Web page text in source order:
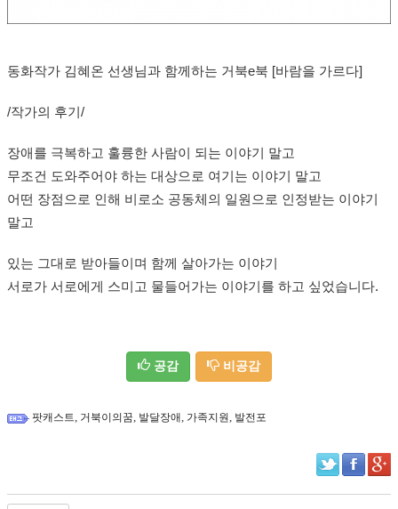
동화작가 김혜온 선생님과 함께하는 거북e북 [바람을 가르다]
/작가의 후기/
장애를 극복하고 훌륭한 사람이 되는 이야기 말고
무조건 도와주어야 하는 대상으로 여기는 이야기 말고
어떤 장점으로 인해 비로소 공동체의 일원으로 인정받는 이야기
말고
있는 그대로 받아들이며 함께 살아가는 이야기
서로가 서로에게 스미고 물들어가는 이야기를 하고 싶었습니다.
공감 비공감
팟캐스트, 거북이의꿈, 발달장애, 가족지원, 발전포